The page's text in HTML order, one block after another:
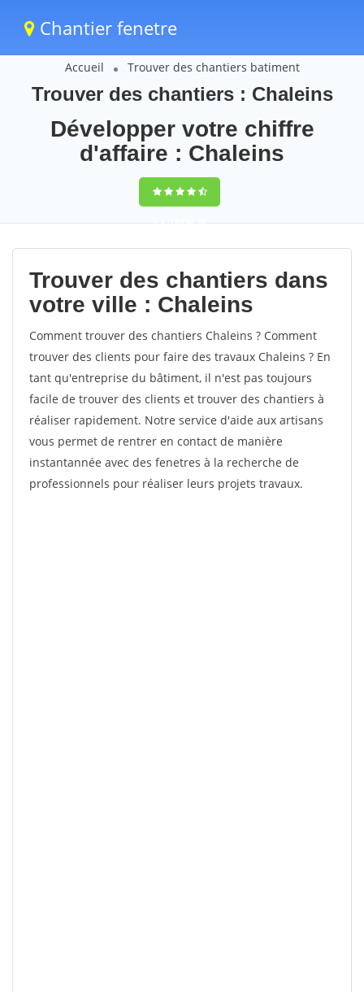
Chantier fenetre
Accueil Trouver des chantiers batiment
Trouver des chantiers : Chaleins
Développer votre chiffre
d'affaire : Chaleins
9,5(100%)58
votes
Trouver des chantiers dans
votre ville : Chaleins
Comment trouver des chantiers Chaleins ? Comment
trouver des clients pour faire des travaux Chaleins ? En
tant qu'entreprise du bâtiment, il n'est pas toujours
facile de trouver des clients et trouver des chantiers à
réaliser rapidement. Notre service d'aide aux artisans
vous permet de rentrer en contact de manière
instantannée avec des fenetres à la recherche de
professionnels pour réaliser leurs projets travaux.